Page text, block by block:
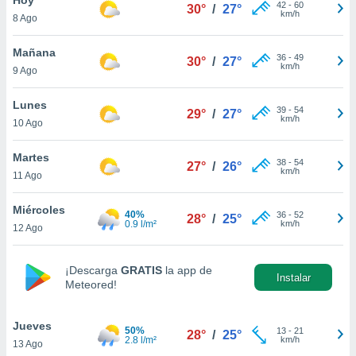
en
más
nuestra
de
aceptar
de
8 Ago
30° / 27° 42- 60
km/h
Mañana
9 Ago
30° / 27° 36- 49
km/h
Lunes
10 Ago
29° / 27° 39- 54
km/h
Martes
11 Ago
27° / 26° 38- 54
km/h
Miércoles
12 Ago
40%
0.9 l/m²
28° / 25° 36- 52
km/h
¡Descarga GRATIS la app de
Meteored!
Instalar
Jueves
13 Ago
50%
2.8 l/m²
28° / 25° 13- 21
km/h